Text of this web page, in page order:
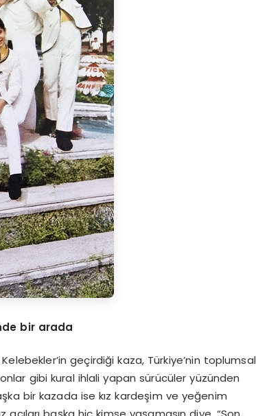
bir arada
geçirdiği kaza, Türkiye’nin toplumsal
onlar gibi kural ihlali yapan sürücüler yüzünden
bir kazada ise kız kardeşim ve yeğenim